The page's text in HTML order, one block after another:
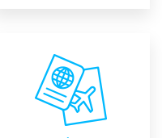
Konsoloslukların Yetkili ve
Akredite Kurumu